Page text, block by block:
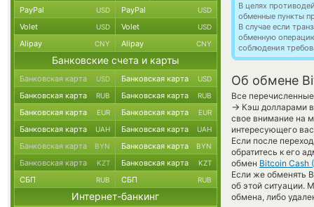
В целях
обменные пункты
В случае если
обменную
соблюдения
Об обмене
Все
→ Кэш долларами
свое внимание на
интересующего
Если после
обратитесь к его
обмен Bitcoin Cash
Если же обменять
об этой ситуации.
обмена, либо
PayPal USD PayPal USD
Volet USD Volet USD
Alipay CNY Alipay CNY
Банковские счета и карты
Банковская карта USD Банковская карта USD
Банковская карта RUB Банковская карта RUB
Банковская карта EUR Банковская карта EUR
Банковская карта UAH Банковская карта UAH
Банковская карта BYN Банковская карта BYN
Банковская карта KZT Банковская карта KZT
СБП RUB СБП RUB
Интернет-банкинг